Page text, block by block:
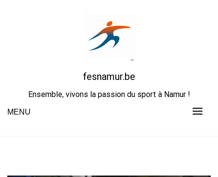
fesnamur.be
Ensemble, vivons la passion du sport à Namur !
MENU